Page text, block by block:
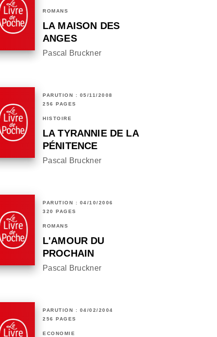
ROMANS
LA MAISON DES
ANGES
Pascal Bruckner
PARUTION : 05/11/2008
256 PAGES
HISTOIRE
LA TYRANNIE DE LA
PÉNITENCE
Pascal Bruckner
PARUTION : 04/10/2006
320 PAGES
ROMANS
L'AMOUR DU
PROCHAIN
Pascal Bruckner
PARUTION : 04/02/2004
256 PAGES
ECONOMIE